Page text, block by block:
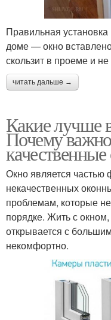
Правильная
доме — окно
скользит в проеме и
читать дальше →
Какие лучше
Почему
Окно является частью
некачественных
проблемам, которые
порядке. Жить с
открывается с
некомфортно.